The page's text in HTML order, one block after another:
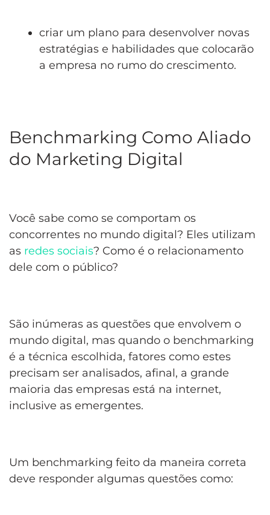
criar um plano para desenvolver novas
estratégias e habilidades que colocarão
a empresa no rumo do crescimento.
Benchmarking Como Aliado
do Marketing Digital
Você sabe como se comportam os
concorrentes no mundo digital? Eles utilizam
as redes sociais? Como é o relacionamento
dele com o público?
São inúmeras as questões que envolvem o
mundo digital, mas quando o benchmarking
é a técnica escolhida, fatores como estes
precisam ser analisados, afinal, a grande
maioria das empresas está na internet,
inclusive as emergentes.
Um benchmarking feito da maneira correta
deve responder algumas questões como: